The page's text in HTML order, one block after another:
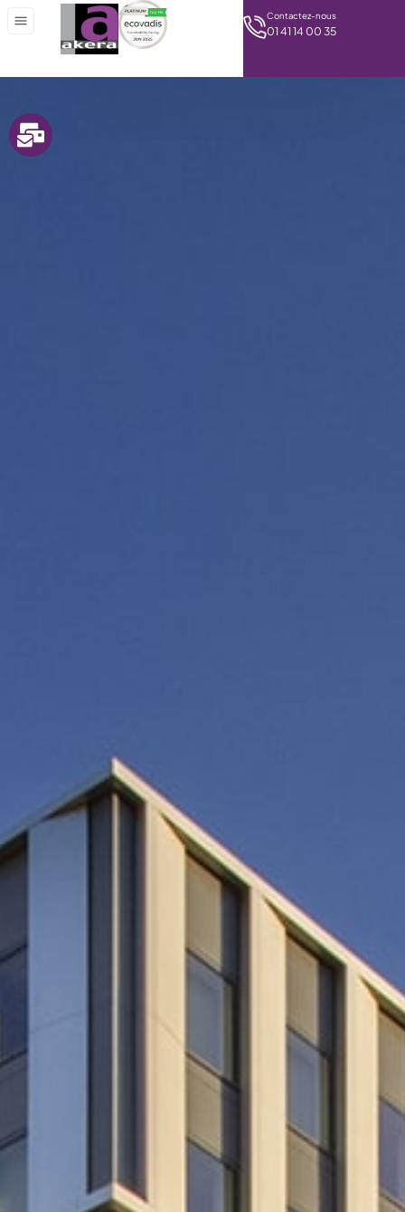
Contactez-nous
01 41 14 00 35